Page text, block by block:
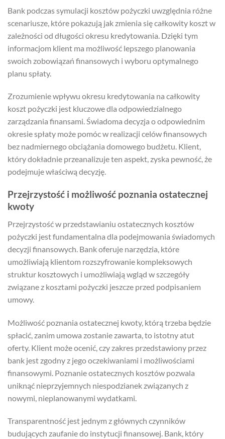
Bank podczas symulacji kosztów pożyczki uwzględnia różne
scenariusze, które pokazują jak zmienia się całkowity koszt w
zależności od długości okresu kredytowania. Dzięki tym
informacjom klient ma możliwość lepszego planowania
swoich zobowiązań finansowych i wyboru optymalnego
planu spłaty.
Zrozumienie wpływu okresu kredytowania na całkowity
koszt pożyczki jest kluczowe dla odpowiedzialnego
zarządzania finansami. Świadoma decyzja o odpowiednim
okresie spłaty może pomóc w realizacji celów finansowych
bez nadmiernego obciążania domowego budżetu. Klient,
który dokładnie przeanalizuje ten aspekt, zyska pewność, że
podejmuje właściwą decyzję.
Przejrzystość i możliwość poznania ostatecznej
kwoty
Przejrzystość w przedstawianiu ostatecznych kosztów
pożyczki jest fundamentalna dla podejmowania świadomych
decyzji finansowych. Bank oferuje narzędzia, które
umożliwiają klientom rozszyfrowanie kompleksowych
struktur kosztowych i umożliwiają wgląd w szczegóły
związane z kosztami pożyczki jeszcze przed podpisaniem
umowy.
Możliwość poznania ostatecznej kwoty, którą trzeba będzie
spłacić, zanim umowa zostanie zawarta, to istotny atut
oferty. Klient może ocenić, czy zakres przedstawiony przez
bank jest zgodny z jego oczekiwaniami i możliwościami
finansowymi. Poznanie ostatecznych kosztów pozwala
uniknąć nieprzyjemnych niespodzianek związanych z
nowymi, nieplanowanymi wydatkami.
Transparentność jest jednym z głównych czynników
budujących zaufanie do instytucji finansowej. Bank, który